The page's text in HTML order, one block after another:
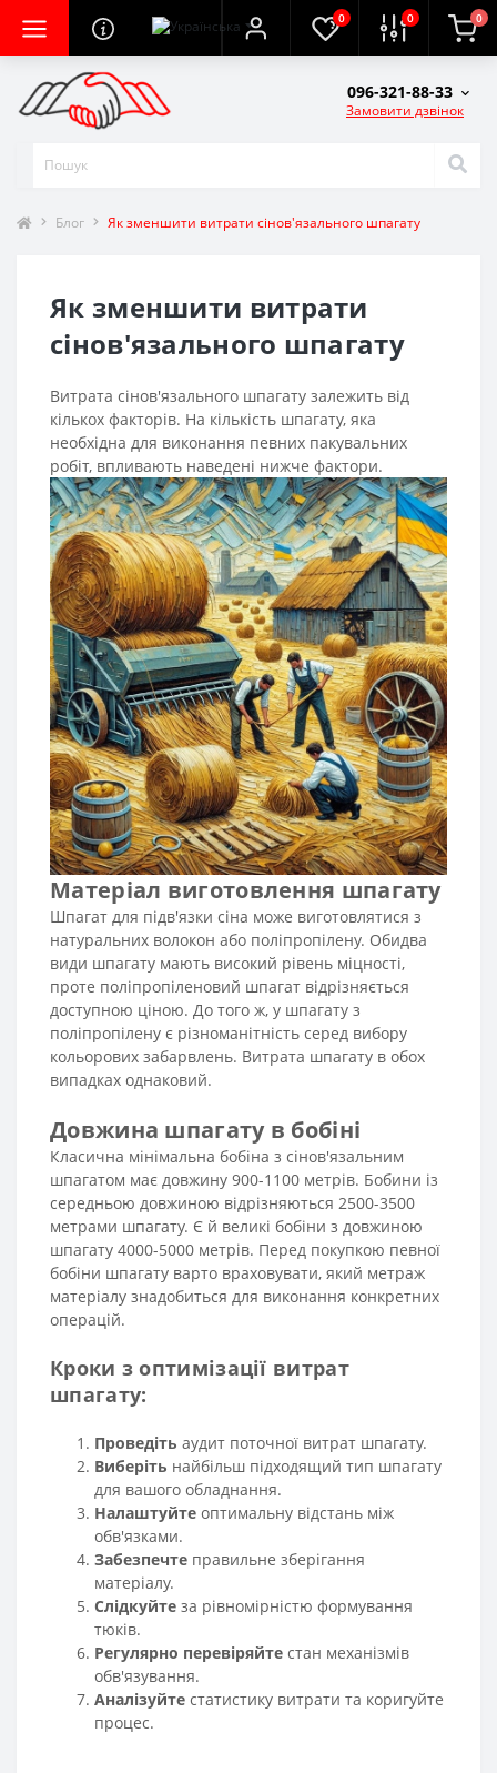
0 0 0
096-321-88-33
Замовити дзвінок
Блог Як зменшити витрати сінов'язального шпагату
Як зменшити витрати
сінов'язального шпагату
Витрата сінов'язального шпагату залежить від
кількох факторів. На кількість шпагату, яка
необхідна для виконання певних пакувальних
робіт, впливають наведені нижче фактори.
Матеріал виготовлення шпагату
Шпагат для підв'язки сіна може виготовлятися з
натуральних волокон або поліпропілену. Обидва
види шпагату мають високий рівень міцності,
проте поліпропіленовий шпагат відрізняється
доступною ціною. До того ж, у шпагату з
поліпропілену є різноманітність серед вибору
кольорових забарвлень. Витрата шпагату в обох
випадках однаковий.
Довжина шпагату в бобіні
Класична мінімальна бобіна з сінов'язальним
шпагатом має довжину 900-1100 метрів. Бобини із
середньою довжиною відрізняються 2500-3500
метрами шпагату. Є й великі бобіни з довжиною
шпагату 4000-5000 метрів. Перед покупкою певної
бобіни шпагату варто враховувати, який метраж
матеріалу знадобиться для виконання конкретних
операцій.
Кроки з оптимізації витрат
шпагату:
Проведіть аудит поточної витрат шпагату.
Виберіть найбільш підходящий тип шпагату
для вашого обладнання.
Налаштуйте оптимальну відстань між
обв'язками.
Забезпечте правильне зберігання
матеріалу.
Слідкуйте за рівномірністю формування
тюків.
Регулярно перевіряйте стан механізмів
обв'язування.
Аналізуйте статистику витрати та коригуйте
процес.